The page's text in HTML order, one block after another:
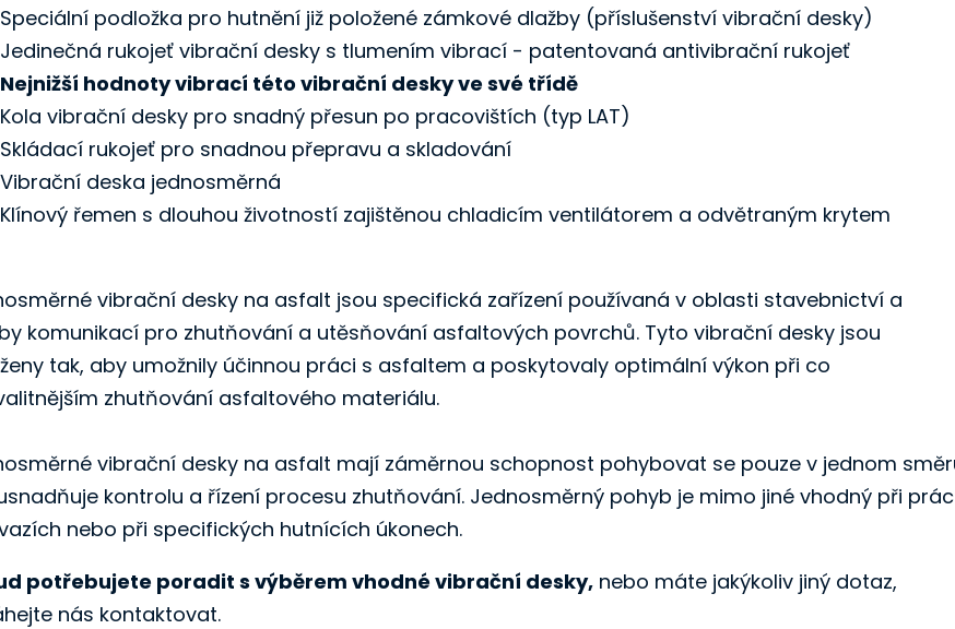
Speciální podložka pro hutnění již položené zámkové dlažby (příslušenství vibrační desky)
Jedinečná rukojeť vibrační desky s tlumením vibrací - patentovaná antivibrační rukojeť
Nejnižší hodnoty vibrací této vibrační desky ve své třídě
Kola vibrační desky pro snadný přesun po pracovištích (typ LAT)
Skládací rukojeť pro snadnou přepravu a skladování
Vibrační deska jednosměrná
Klínový řemen s dlouhou životností zajištěnou chladicím ventilátorem a odvětraným krytem
vibrační desky na asfalt jsou specifická zařízení používaná v oblasti stavebnictví a
komunikací pro zhutňování a utěsňování asfaltových povrchů. Tyto vibrační desky jsou
tak, aby umožnily účinnou práci s asfaltem a poskytovaly optimální výkon při co
zhutňování asfaltového materiálu.
vibrační desky na asfalt mají záměrnou schopnost pohybovat se pouze v jednom
kontrolu a řízení procesu zhutňování. Jednosměrný pohyb je mimo jiné vhodný při
nebo při specifických hutnících úkonech.
potřebujete poradit s výběrem vhodné vibrační desky, nebo máte jakýkoliv jiný dotaz,
nás kontaktovat.